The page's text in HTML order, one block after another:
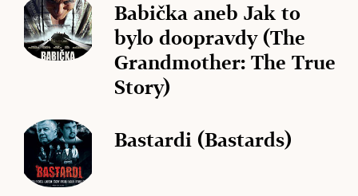
Babička aneb Jak to
bylo doopravdy (The
Grandmother: The True
Story)
Bastardi (Bastards)